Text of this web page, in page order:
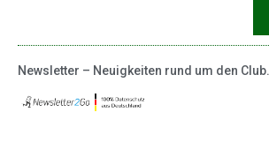
Newsletter – Neuigkeiten rund um den Club.